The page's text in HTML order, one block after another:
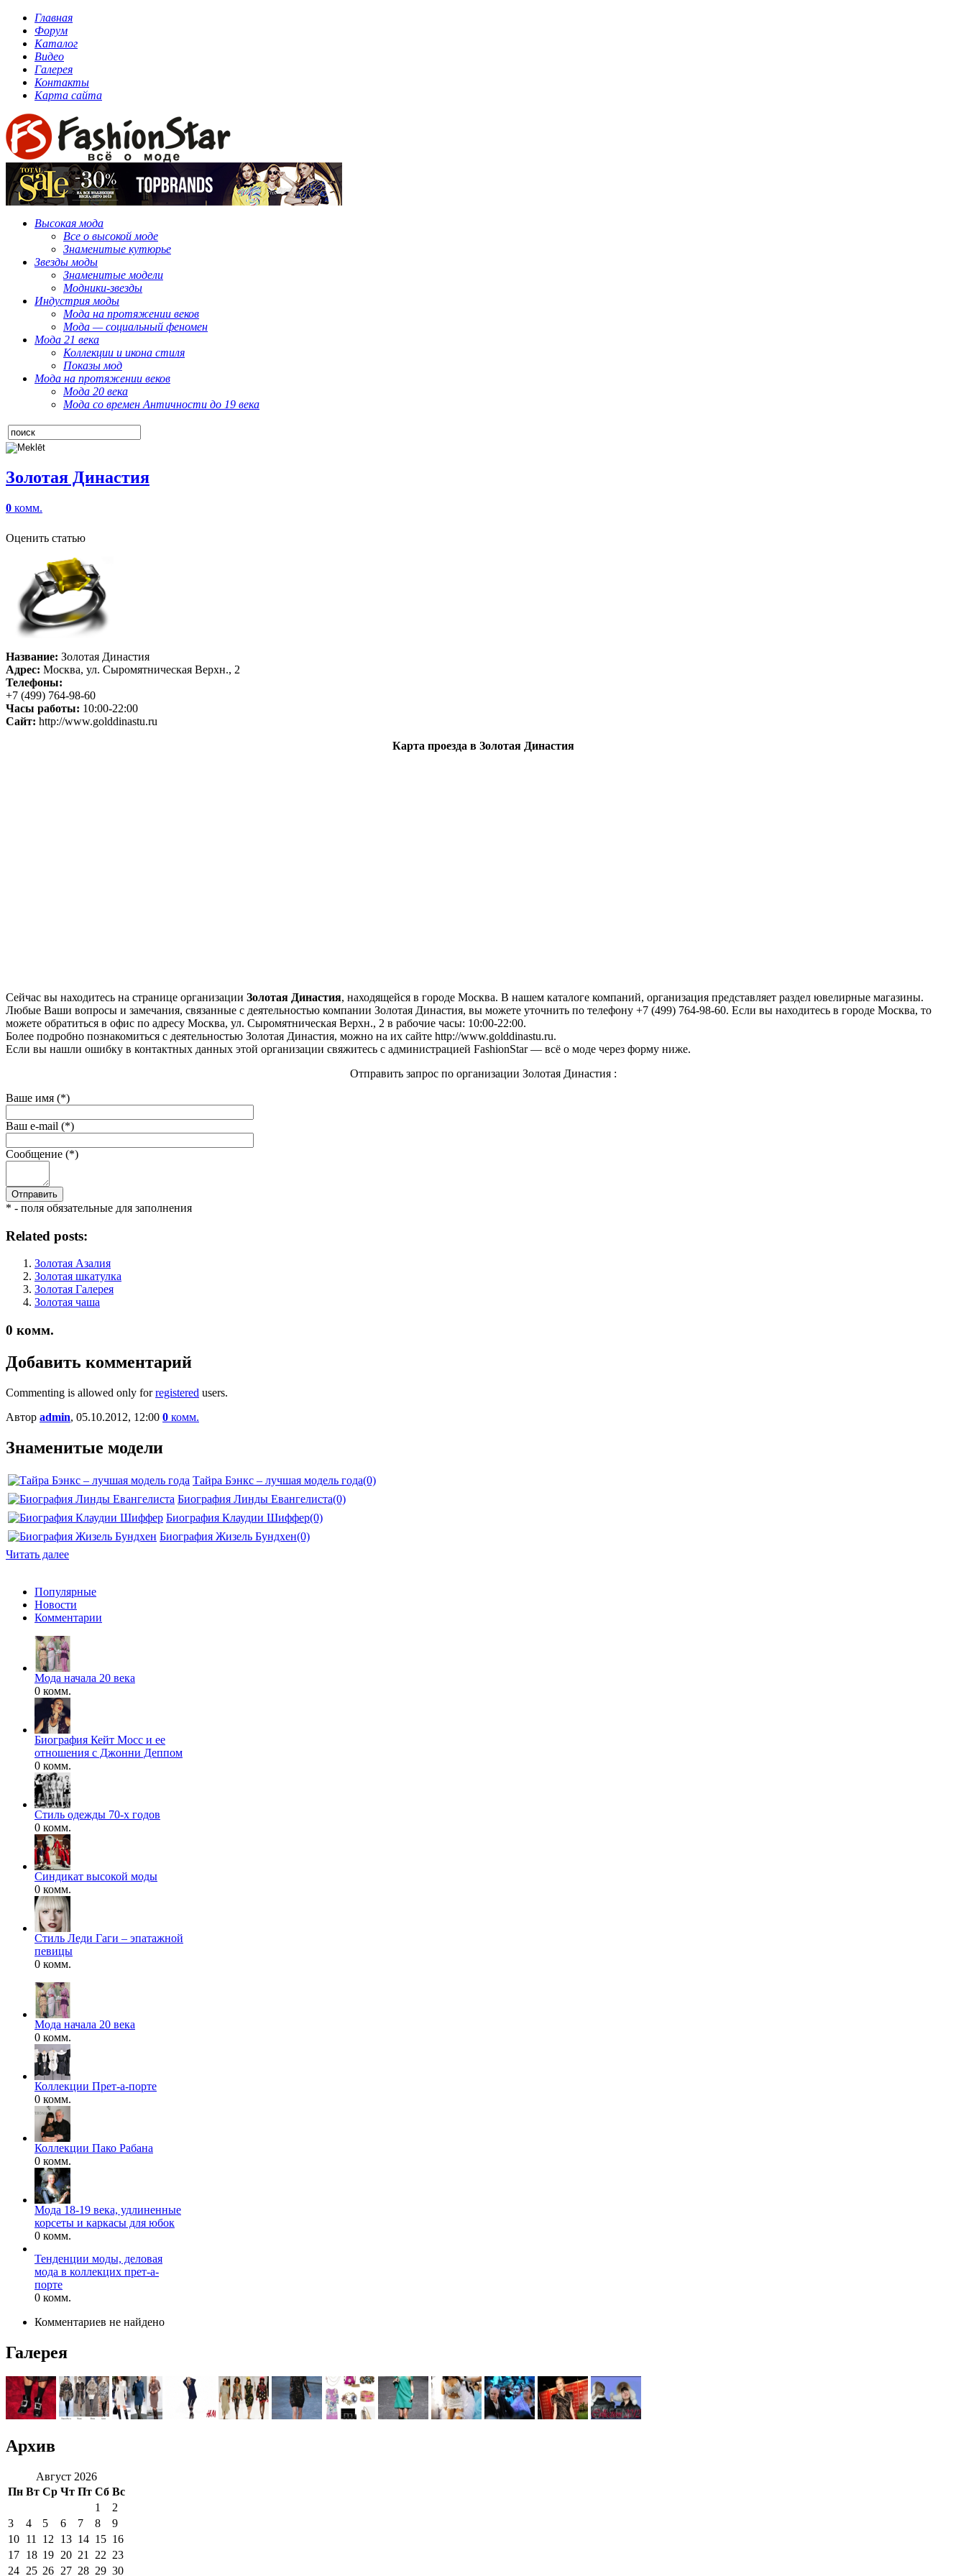
Главная
Форум
Каталог
Видео
Галерея
Контакты
Карта сайта
Высокая мода
Все о высокой моде
Знаменитые кутюрье
Звезды моды
Знаменитые модели
Модники-звезды
Индустрия моды
Мода на протяжении веков
Мода — социальный феномен
Мода 21 века
Коллекции и икона стиля
Показы мод
Мода на протяжении веков
Мода 20 века
Мода со времен Античности до 19 века
Золотая Династия
0 комм.
Оценить статью
Название: Золотая Династия
Адрес: Москва, ул. Сыромятническая Верхн., 2
Телефоны:
+7 (499) 764-98-60
Часы работы: 10:00-22:00
Сайт: http://www.golddinastu.ru
Карта проезда в Золотая Династия
Сейчас вы находитесь на странице организации Золотая Династия, находящейся в городе Москва. В нашем каталоге компаний, организация представляет раздел ювелирные магазины.
Любые Ваши вопросы и замечания, связанные с деятельностью компании Золотая Династия, вы можете уточнить по телефону +7 (499) 764-98-60. Если вы находитесь в городе Москва, то
можете обратиться в офис по адресу Москва, ул. Сыромятническая Верхн., 2 в рабочие часы: 10:00-22:00.
Более подробно познакомиться с деятельностью Золотая Династия, можно на их сайте http://www.golddinastu.ru.
Если вы нашли ошибку в контактных данных этой организации свяжитесь с администрацией FashionStar — всё о моде через форму ниже.
Отправить запрос по организации Золотая Династия :
Ваше имя (*)
Ваш e-mail (*)
Сообщение (*)
* - поля обязательные для заполнения
Related posts:
Золотая Азалия
Золотая шкатулка
Золотая Галерея
Золотая чаша
0 комм.
Добавить комментарий
Commenting is allowed only forregistered users.
Автор admin, 05.10.2012, 12:00 0 комм.
Знаменитые модели
Тайра Бэнкс – лучшая модель года(0)
Биография Линды Евангелиста(0)
Биография Клаудии Шиффер(0)
Биография Жизель Бундхен(0)
Читать далее
Популярные
Новости
Комментарии
Мода начала 20 века
0 комм.
Биография Кейт Мосс и ее
отношения с Джонни Деппом
0 комм.
Стиль одежды 70-х годов
0 комм.
Синдикат высокой моды
0 комм.
Стиль Леди Гаги – эпатажной
певицы
0 комм.
Мода начала 20 века
0 комм.
Коллекции Прет-а-порте
0 комм.
Коллекции Пако Рабана
0 комм.
Мода 18-19 века, удлиненные
корсеты и каркасы для юбок
0 комм.
Тенденции моды, деловая
мода в коллекцих прет-а-
порте
0 комм.
Комментариев не найдено
Галерея
Архив
Август 2026
Пн Вт Ср Чт Пт Сб Вс
1
2
3
4 5 6 7 8
9
10 11 12 13 14 15 16
17 18 19 20 21 22 23
24 25 26 27 28 29 30